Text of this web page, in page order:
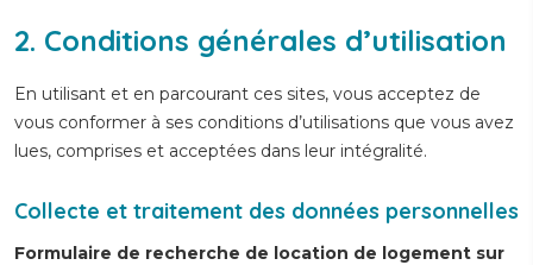
2. Conditions générales d’utilisation
En utilisant et en parcourant ces sites, vous acceptez de
vous conformer à ses conditions d’utilisations que vous avez
lues, comprises et acceptées dans leur intégralité.
Collecte et traitement des données personnelles
Formulaire de recherche de location de logement sur